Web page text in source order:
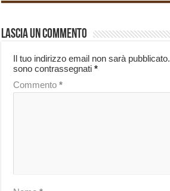
Lascia un commento
Il tuo indirizzo email non sarà pubblicato.
sono contrassegnati*
Commento*